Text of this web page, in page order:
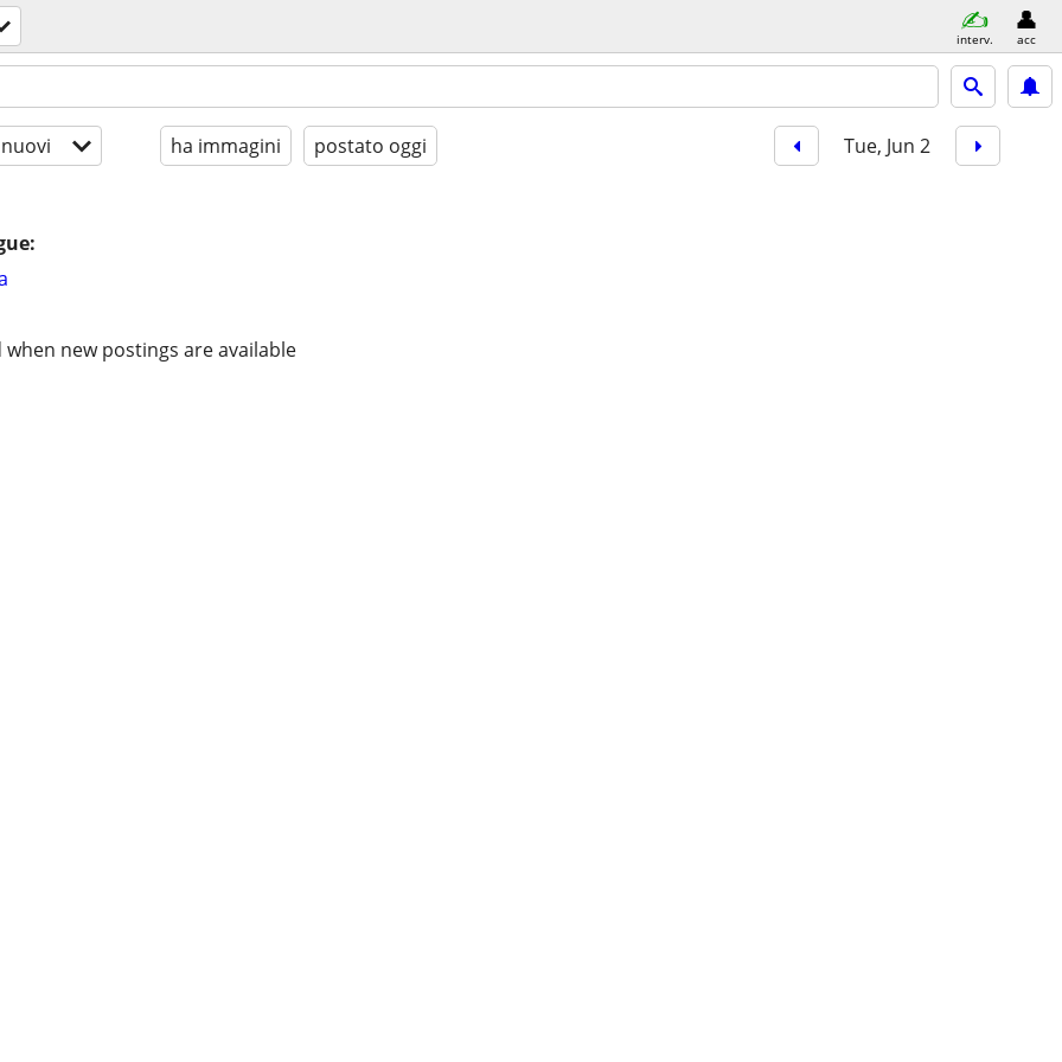
interv. acc
ha immagini postato oggi Tue, Jun 2
new postings are available